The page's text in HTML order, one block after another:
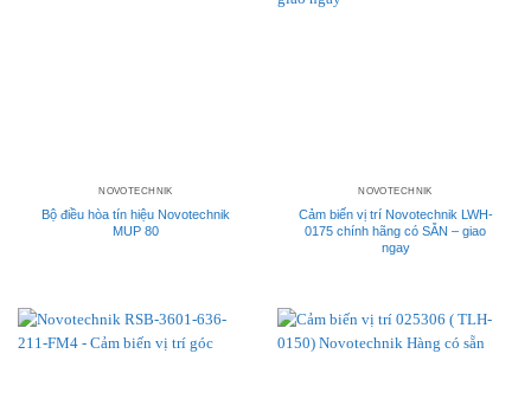
NOVOTECHNIK
Bộ điều hòa tín hiệu Novotechnik
MUP 80
NOVOTECHNIK
Cảm biến vị trí Novotechnik LWH-
0175 chính hãng có SẴN – giao
ngay